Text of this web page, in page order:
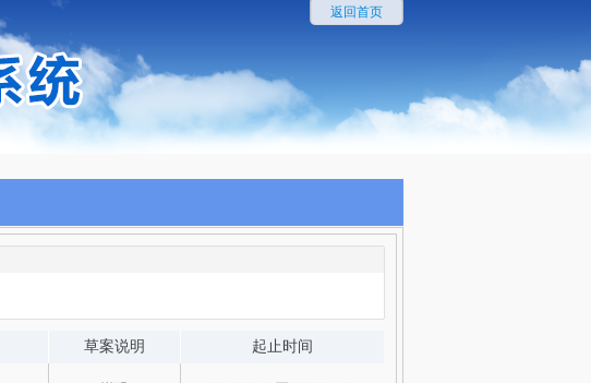
返回首页
草案说明 起止时间